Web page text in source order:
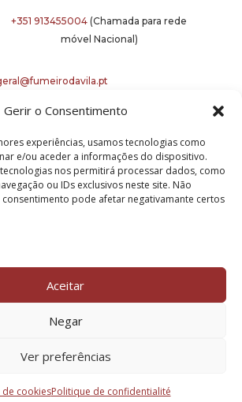
Gerir o Consentimento
experiências, usamos tecnologias como
e/ou aceder a informações do dispositivo.
nos permitirá processar dados, como
ou IDs exclusivos neste site. Não
pode afetar negativamante certos
Aceitar
Negar
Ver preferências
cookiesPolitique de confidentialité
+351 913455004 (Chamada para rede
móvel Nacional)
os direitos reservados.